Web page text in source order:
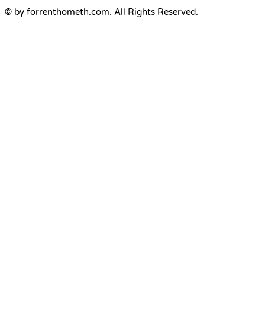
© by forrenthometh.com. All Rights Reserved.